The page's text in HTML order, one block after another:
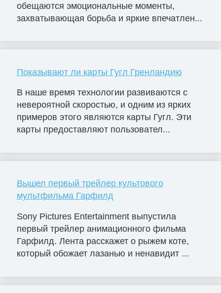
обещаются эмоциональные моменты,
захватывающая борьба и яркие впечатлен...
Показывают ли карты Гугл Гренландию
В наше время технологии развиваются с
невероятной скоростью, и одним из ярких
примеров этого являются карты Гугл. Эти
карты предоставляют пользовател...
Вышел первый трейлер культового
мультфильма Гарфилд
Sony Pictures Entertainment выпустила
первый трейлер анимационного фильма
Гарфилд. Лента расскажет о рыжем коте,
который обожает лазанью и ненавидит ...